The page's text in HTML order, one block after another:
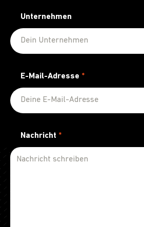
Unternehmen
E-Mail-Adresse *
Nachricht *